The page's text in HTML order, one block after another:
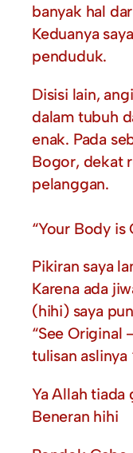
banyak hal
Keduanya
penduduk.
Disisi lain,
dalam tubuh
enak. Pada
Bogor, dekat
pelanggan.
“Your Body is
Pikiran saya
Karena ada
(hihi) saya
“See Original
tulisan aslinya
Ya Allah tiada
Beneran hihi